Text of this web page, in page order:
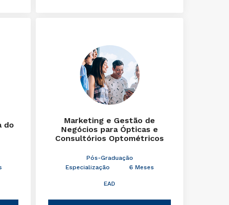
do
Marketing e Gestão de
Negócios para Ópticas e
Consultórios Optométricos
Pós-Graduação
Especialização
6 Meses
EAD